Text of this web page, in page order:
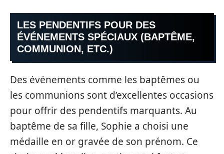
LES PENDENTIFS POUR DES
ÉVÉNEMENTS SPÉCIAUX (BAPTÊME,
COMMUNION, ETC.)
Des événements comme les baptêmes ou
les communions sont d’excellentes occasions
pour offrir des pendentifs marquants. Au
baptême de sa fille, Sophie a choisi une
médaille en or gravée de son prénom. Ce